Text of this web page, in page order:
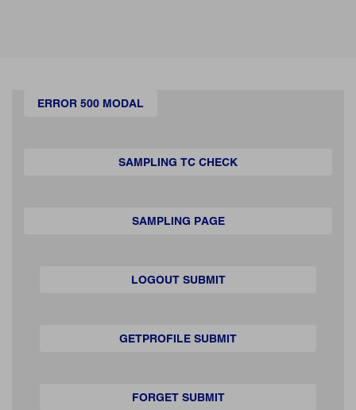
ERROR 500 MODAL
SAMPLING TC CHECK
SAMPLING PAGE
LOGOUT SUBMIT
GETPROFILE SUBMIT
FORGET SUBMIT